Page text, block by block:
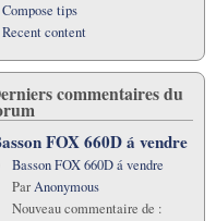
Compose tips
Recent content
commentaires du
FOX 660D á vendre
Basson FOX 660D á vendre
ParAnonymous
Nouveau commentaire de :